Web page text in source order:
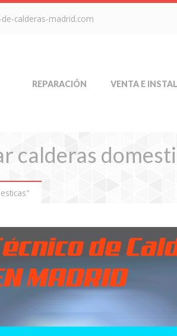
calderas-madrid.com
REPARACIÓN VENTA E
calderas